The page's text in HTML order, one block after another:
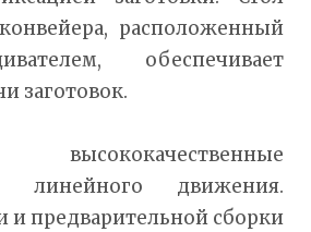
расположенный
обеспечивает
заготовок.
высококачественные
линейного движения.
и предварительной сборки